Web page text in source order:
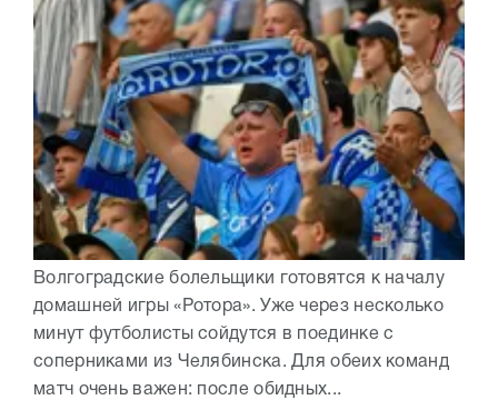
Волгоградские болельщики готовятся к началу
домашней игры «Ротора». Уже через несколько
минут футболисты сойдутся в поединке с
соперниками из Челябинска. Для обеих команд
матч очень важен: после обидных...